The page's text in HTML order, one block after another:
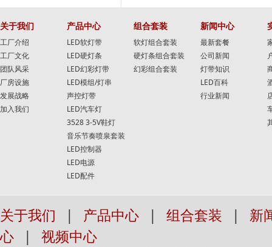
关于我们
工厂介绍
工厂文化
团队风采
厂房设施
发展战略
加入我们
产品中心
LED软灯带
LED硬灯条
LED幻彩灯带
LED模组/灯串
声控灯带
LED汽车灯
3528 3-5V鞋灯
音乐节奏喷泉套装
LED控制器
LED电源
LED配件
组合套装
软灯组合套装
硬灯条组合套装
幻彩组合套装
新闻中心
最新套餐
公司新闻
灯带知识
LED百科
行业新闻
关于我们 | 产品中心 | 组合套装 |
新
心
|
视频中心